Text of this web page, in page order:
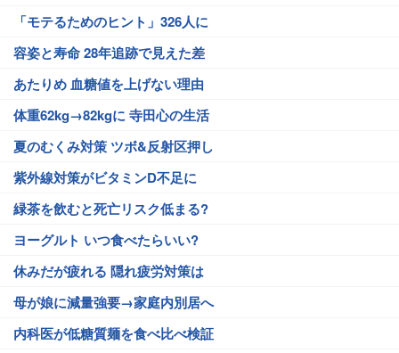
「モテるためのヒント」326人に
容姿と寿命 28年追跡で見えた差
あたりめ 血糖値を上げない理由
体重62kg→82kgに 寺田心の生活
夏のむくみ対策 ツボ&反射区押し
紫外線対策がビタミンD不足に
緑茶を飲むと死亡リスク低まる?
ヨーグルト いつ食べたらいい?
休みだが疲れる 隠れ疲労対策は
母が娘に減量強要→家庭内別居へ
内科医が低糖質麺を食べ比べ検証